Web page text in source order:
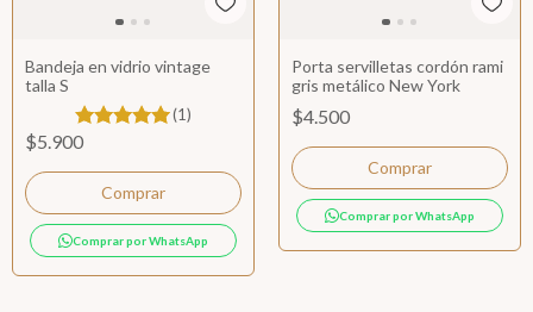
Bandeja en vidrio vintage
talla S
(1)
$5.900
Comprar por WhatsApp
Porta servilletas cordón rami
gris metálico New York
$4.500
Comprar por WhatsApp